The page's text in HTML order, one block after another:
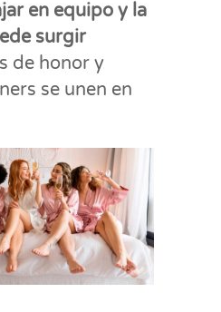
en equipo y la
surgir
de honor y
se unen en